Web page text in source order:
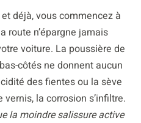
déjà, vous commencez à
route n’épargne jamais
voiture. La poussière de
côtés ne donnent aucun
des fientes ou la sève
la corrosion s’infiltre.
la moindre salissure active